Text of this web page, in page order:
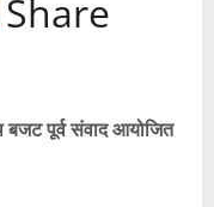
Share
बजट पूर्व संवाद आयोजित